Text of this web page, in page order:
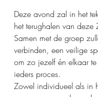
Deze avond zal in het
het terughalen van deze
Samen met de groep
verbinden, een veilige
om zo jezelf én elkaar te
ieders proces.
Zowel individueel als in